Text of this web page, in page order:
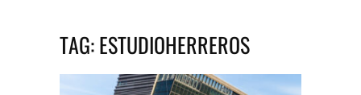
TAG:ESTUDIOHERREROS